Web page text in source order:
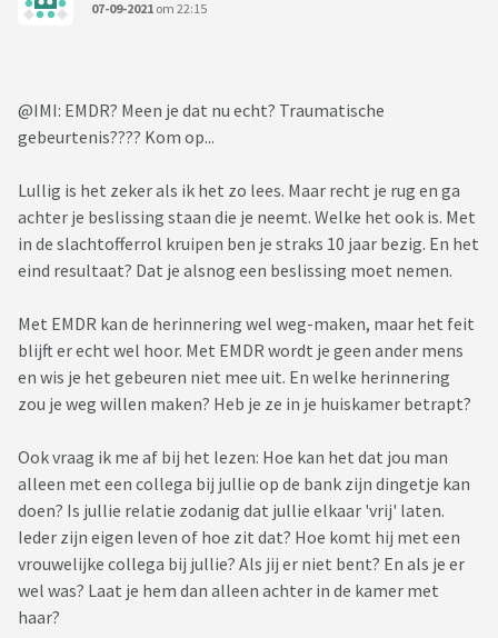
07-09-2021 om 22:15
@IMI: EMDR? Meen je dat nu echt? Traumatische
gebeurtenis???? Kom op...
Lullig is het zeker als ik het zo lees. Maar recht je rug en ga
achter je beslissing staan die je neemt. Welke het ook is. Met
in de slachtofferrol kruipen ben je straks 10 jaar bezig. En het
eind resultaat? Dat je alsnog een beslissing moet nemen.
Met EMDR kan de herinnering wel weg-maken, maar het feit
blijft er echt wel hoor. Met EMDR wordt je geen ander mens
en wis je het gebeuren niet mee uit. En welke herinnering
zou je weg willen maken? Heb je ze in je huiskamer betrapt?
Ook vraag ik me af bij het lezen: Hoe kan het dat jou man
alleen met een collega bij jullie op de bank zijn dingetje kan
doen? Is jullie relatie zodanig dat jullie elkaar 'vrij' laten.
Ieder zijn eigen leven of hoe zit dat? Hoe komt hij met een
vrouwelijke collega bij jullie? Als jij er niet bent? En als je er
wel was? Laat je hem dan alleen achter in de kamer met
haar?